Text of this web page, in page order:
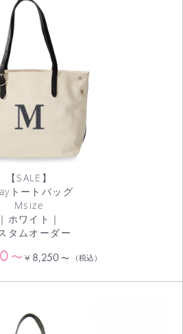
【SALE】
トートバッグ
Msize
｜ホワイト｜
タムオーダー
〜 ¥ 8,250 〜 （税込）